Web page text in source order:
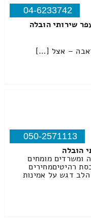
04-6233742
שירותי הובלה
– אצל […]
050-2571113
הובלה
ומשרדים מומחים
רהיטיםמחירים
הלב דגש על אמינות